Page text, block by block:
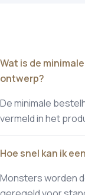
Wat is de
ontwerp?
De minimale
vermeld in het
Hoe snel kan ik
Monsters worden